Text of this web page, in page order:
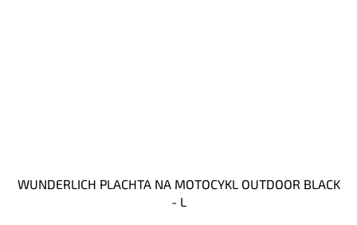
WUNDERLICH PLACHTA NA MOTOCYKL OUTDOOR BLACK
- L